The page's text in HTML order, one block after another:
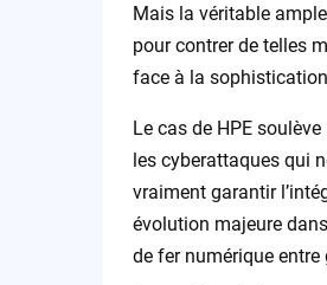
Mais la véritable
pour contrer de telles
face à la
Le cas de HPE
les cyberattaques qui
vraiment garantir
évolution majeure
de fer numérique